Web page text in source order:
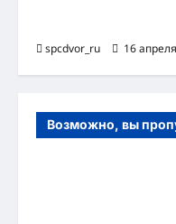
spcdvor_ru
16
Возможно, вы